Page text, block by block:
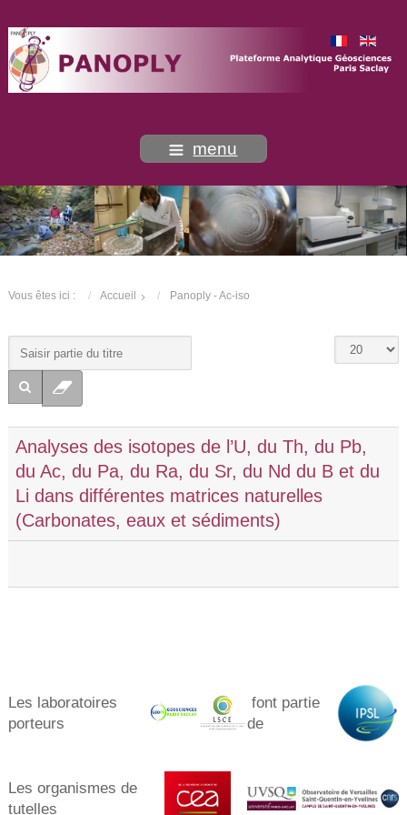
menu
Vous êtes ici : Accueil Panoply - Ac-iso
Analyses des isotopes de l’U, du Th, du Pb,
du Ac, du Pa, du Ra, du Sr, du Nd du B et du
Li dans différentes matrices naturelles
(Carbonates, eaux et sédiments)
Les laboratoires
porteurs​
font partie
de
Les organismes de
tutelles